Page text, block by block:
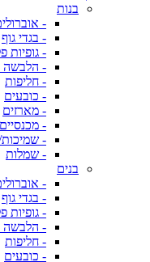
בנות
-
- בגדי גוף
- גופיות
- הלבשה
- חליפות
- כובעים
- מארזים
- מכנסיים
-
- שמלות
בנים
-
- בגדי גוף
- גופיות
- הלבשה
- חליפות
- כובעים